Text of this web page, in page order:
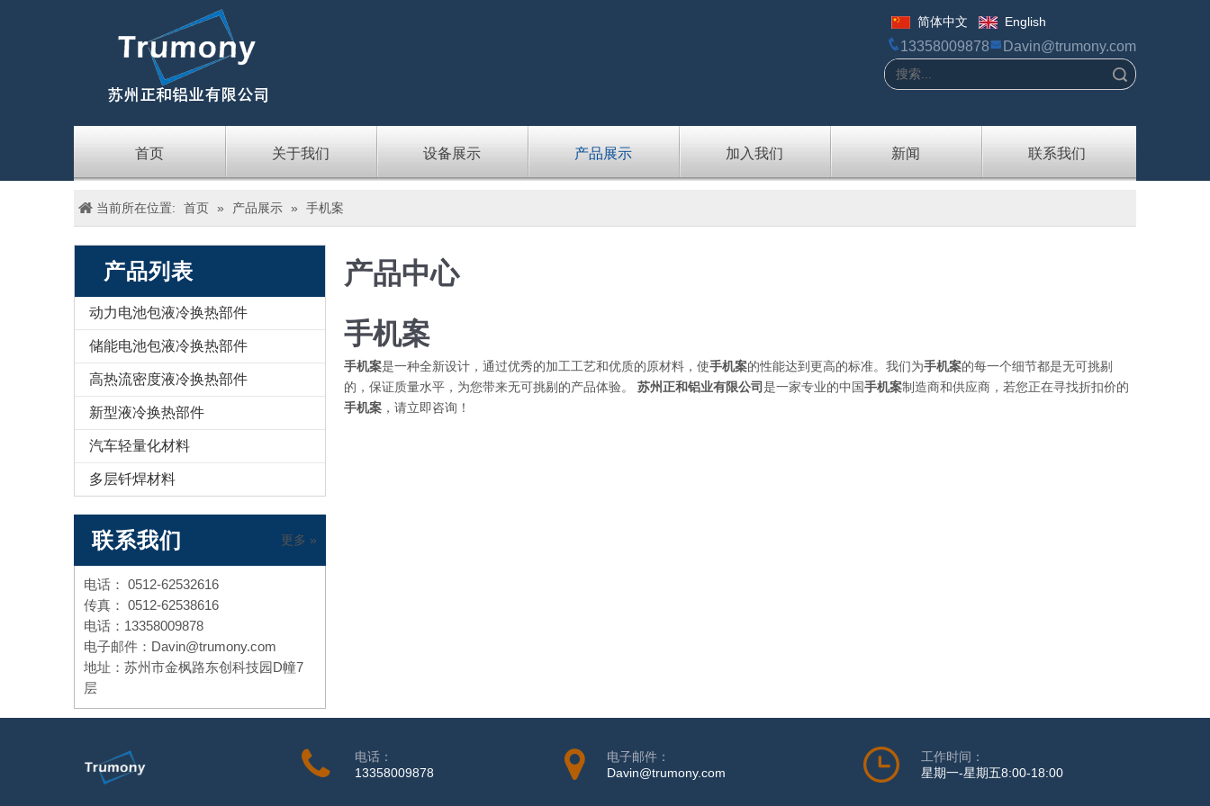
简体中文 English
13358009878 Davin@trumony.com
首页 关于我们 设备展示 产品展示 加入我们 新闻 联系我们
当前所在位置: 首页 » 产品展示 » 手机案
产品列表
动力电池包液冷换热部件
储能电池包液冷换热部件
高热流密度液冷换热部件
新型液冷换热部件
汽车轻量化材料
多层钎焊材料
联系我们 更多 »
电话： 0512-62532616
传真： 0512-62538616
电话：13358009878
电子邮件：Davin@trumony.com
地址：苏州市金枫路东创科技园D幢7
层
产品中心
手机案
手机案是一种全新设计，通过优秀的加工工艺和优质的原材料，使手机案的性能达到更高的标准。我们为手机案的每一个细节都是无可挑剔
的，保证质量水平，为您带来无可挑剔的产品体验。 苏州正和铝业有限公司是一家专业的中国手机案制造商和供应商，若您正在寻找折扣价的
手机案 ，请立即咨询！
电话：
13358009878
电子邮件：
Davin@trumony.com
工作时间：
星期一-星期五8:00-18:00